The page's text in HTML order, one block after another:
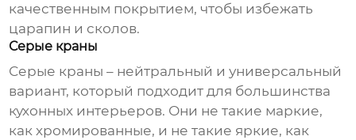
качественным покрытием, чтобы избежать
царапин и сколов.
Серые краны
Серые краны – нейтральный и универсальный
вариант, который подходит для большинства
кухонных интерьеров. Они не такие маркие,
как хромированные, и не такие яркие, как